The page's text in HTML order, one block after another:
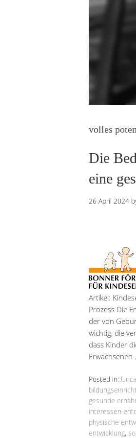
volles
Die
eine
26 April 2024
Artikel:
Prozess Die
der von
wichtig, die
dass Kinder
Erwachsenen
Posted in:
gesunde
interessen
physische
entwicklung,